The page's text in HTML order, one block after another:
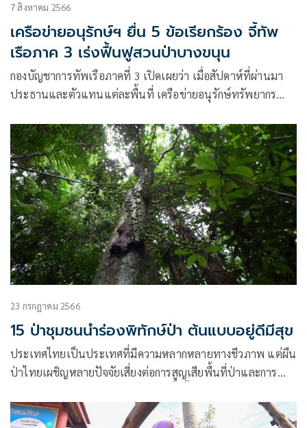
7 สิงหาคม 2566
เครือข่ายอนุรักษ์ฯ ยื่น 5 ข้อเรียกร้อง จี้ทัพ
เรือภาค 3 เร่งฟื้นฟูสวนป่าบางขนุน
กองบัญชาการทัพเรือภาคที่ 3 เปิดเผยว่า เมื่อสัปดาห์ที่ผ่านมา
ประธานและตัวแทนแต่ละพื้นที่ เครือข่ายอนุรักษ์ทรัพยากร
นายภูวัชร กิ่งทอง นายเชาว์ วิชัยดิษฐ์
23 กรกฎาคม 2566
15 ป่าชุมชนนำร่องพิทักษ์ป่า ต้นแบบอยู่ดีมีสุข
ประเทศไทยเป็นประเทศที่มีความหลากหลายทางชีวภาพ แต่ผืน
ป่าไทยเผชิญหลายปัจจัยเสี่ยงต่อการสูญเสียพื้นที่ป่าและการ
ชุมชนในพื้นที่ ถือเป็นการช่วยปกป้องและอนุรักษ์ป่าของไทย